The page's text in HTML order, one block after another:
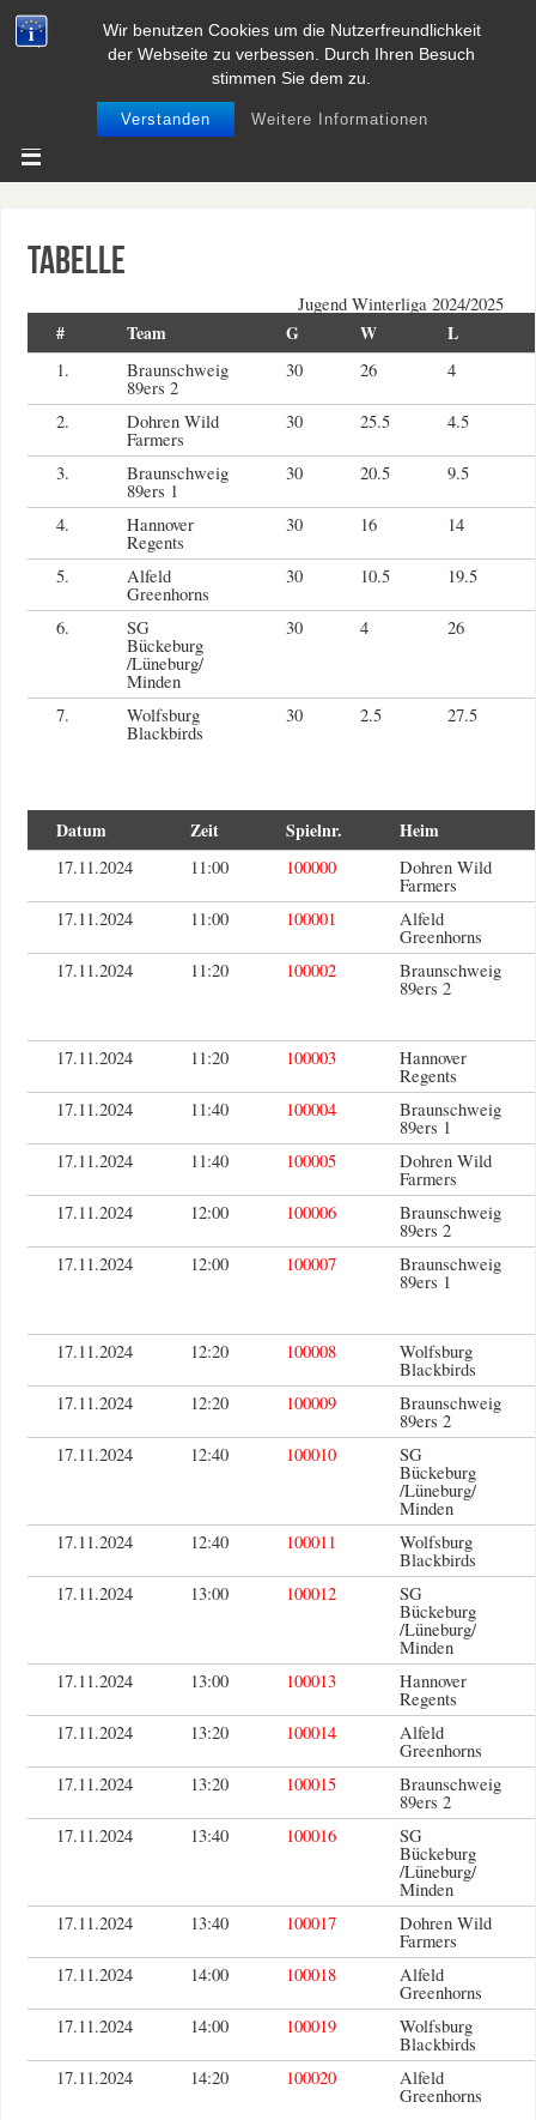
Wir benutzen Cookies um die Nutzerfreundlichkeit
der Webseite zu verbessen. Durch Ihren Besuch
stimmen Sie dem zu.
Verstanden Weitere Informationen
BASEBALL UND SOFTBALL IN
NIEDERSACHSEN
Tabelle
Jugend Winterliga 2024/2025
# Team G W L
1. Braunschweig
89ers 2
30 26 4
2. Dohren Wild
Farmers
30 25.5 4.5
3. Braunschweig
89ers 1
30 20.5 9.5
4. Hannover
Regents
30 16 14
5. Alfeld
Greenhorns
30 10.5 19.5
6. SG
Bückeburg
/Lüneburg/
Minden
30 4 26
7. Wolfsburg
Blackbirds
30 2.5 27.5
Datum Zeit Spielnr. Heim
17.11.2024 11:00 100000 Dohren Wild
Farmers
17.11.2024
11:00 100001 Alfeld
Greenhorns
17.11.2024
11:20 100002 Braunschweig
89ers 2
17.11.2024 11:20 100003 Hannover
Regents
17.11.2024
11:40 100004 Braunschweig
89ers 1
17.11.2024
11:40 100005 Dohren Wild
Farmers
17.11.2024
12:00 100006 Braunschweig
89ers 2
17.11.2024
12:00 100007 Braunschweig
89ers 1
17.11.2024 12:20 100008 Wolfsburg
Blackbirds
17.11.2024
12:20 100009 Braunschweig
89ers 2
17.11.2024
12:40 100010 SG
Bückeburg
/Lüneburg/
Minden
17.11.2024
12:40 100011 Wolfsburg
Blackbirds
17.11.2024
13:00 100012 SG
Bückeburg
/Lüneburg/
Minden
17.11.2024
13:00 100013 Hannover
Regents
17.11.2024
13:20 100014 Alfeld
Greenhorns
17.11.2024
13:20 100015 Braunschweig
89ers 2
17.11.2024
13:40 100016 SG
Bückeburg
/Lüneburg/
Minden
17.11.2024
13:40 100017 Dohren Wild
Farmers
17.11.2024
14:00 100018 Alfeld
Greenhorns
17.11.2024
14:00 100019 Wolfsburg
Blackbirds
17.11.2024
14:20 100020 Alfeld
Greenhorns